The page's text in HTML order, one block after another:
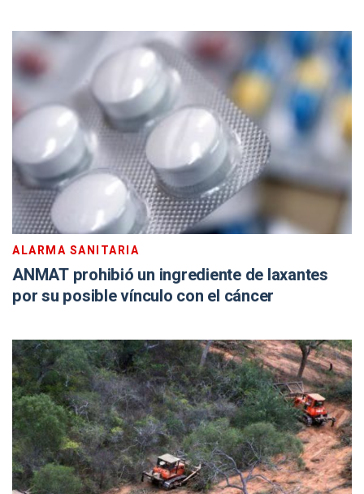
ALARMA SANITARIA
ANMAT prohibió un ingrediente de laxantes
por su posible vínculo con el cáncer